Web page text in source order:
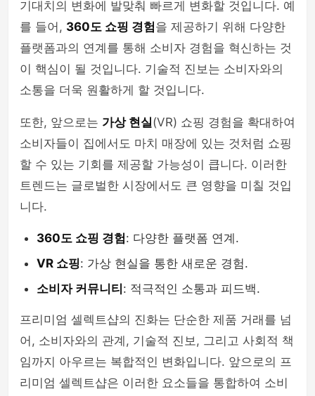
기대치의 변화에 발맞춰 빠르게 변화할 것입니다. 예
를 들어, 360도 쇼핑 경험을 제공하기 위해 다양한
플랫폼과의 연계를 통해 소비자 경험을 혁신하는 것
이 핵심이 될 것입니다. 기술적 진보는 소비자와의
소통을 더욱 원활하게 할 것입니다.
또한, 앞으로는 가상 현실(VR) 쇼핑 경험을 확대하여
소비자들이 집에서도 마치 매장에 있는 것처럼 쇼핑
할 수 있는 기회를 제공할 가능성이 큽니다. 이러한
트렌드는 글로벌한 시장에서도 큰 영향을 미칠 것입
니다.
360도 쇼핑 경험: 다양한 플랫폼 연계.
VR 쇼핑: 가상 현실을 통한 새로운 경험.
소비자 커뮤니티 : 적극적인 소통과 피드백.
프리미엄 셀렉트샵의 진화는 단순한 제품 거래를 넘
어, 소비자와의 관계, 기술적 진보, 그리고 사회적 책
임까지 아우르는 복합적인 변화입니다. 앞으로의 프
리미엄 셀렉트샵은 이러한 요소들을 통합하여 소비